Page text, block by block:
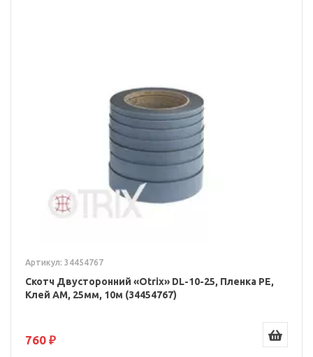
Артикул: 34454767
Скотч Двусторонний «Otrix» DL-10-25, Пленка PE,
Клей AM, 25мм, 10м (34454767)
760 ₽